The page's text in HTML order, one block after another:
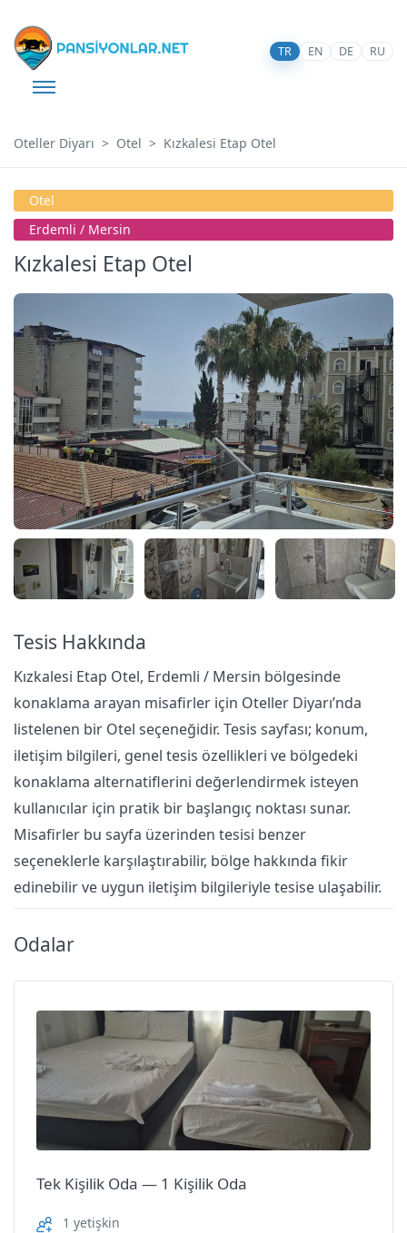
TR EN DE RU
Oteller Diyarı Otel Kızkalesi Etap Otel
Otel
Erdemli / Mersin
Kızkalesi Etap Otel
Tesis Hakkında
Kızkalesi Etap Otel, Erdemli / Mersin bölgesinde
konaklama arayan misafirler için Oteller Diyarı’nda
listelenen bir Otel seçeneğidir. Tesis sayfası; konum,
iletişim bilgileri, genel tesis özellikleri ve bölgedeki
konaklama alternatiflerini değerlendirmek isteyen
kullanıcılar için pratik bir başlangıç noktası sunar.
Misafirler bu sayfa üzerinden tesisi benzer
seçeneklerle karşılaştırabilir, bölge hakkında fikir
edinebilir ve uygun iletişim bilgileriyle tesise ulaşabilir.
Odalar
Tek Kişilik Oda — 1 Kişilik Oda
1 yetişkin